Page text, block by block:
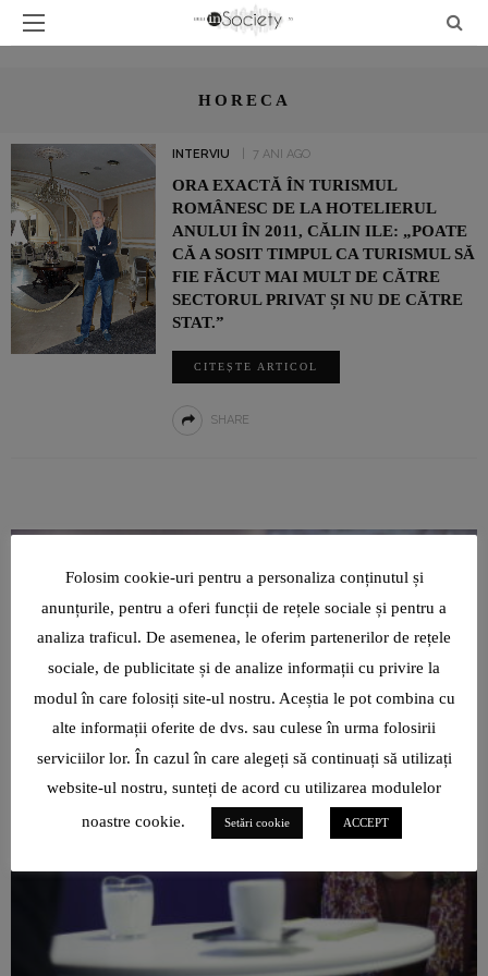
HORECA
INTERVIU 7 ANI AGO
ORA EXACTĂ ÎN TURISMUL
ROMÂNESC DE LA HOTELIERUL
ANULUI ÎN 2011, CĂLIN ILE: „POATE
CĂ A SOSIT TIMPUL CA TURISMUL SĂ
FIE FĂCUT MAI MULT DE CĂTRE
SECTORUL PRIVAT ȘI NU DE CĂTRE
STAT.”
CITEȘTE ARTICOL
SHARE
Folosim cookie-uri pentru a personaliza conținutul și
anunțurile, pentru a oferi funcții de rețele sociale și pentru a
analiza traficul. De asemenea, le oferim partenerilor de rețele
sociale, de publicitate și de analize informații cu privire la
modul în care folosiți site-ul nostru. Aceștia le pot combina cu
alte informații oferite de dvs. sau culese în urma folosirii
serviciilor lor. În cazul în care alegeți să continuați să utilizați
website-ul nostru, sunteți de acord cu utilizarea modulelor
noastre cookie.
Setări cookie ACCEPT